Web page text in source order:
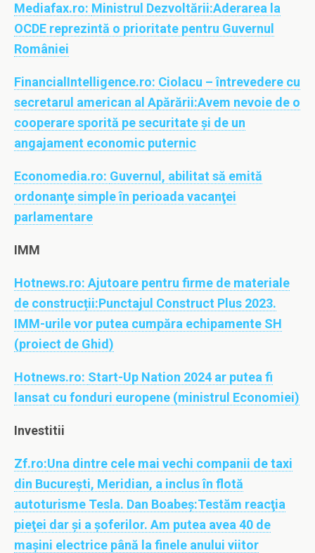
Mediafax.ro: Ministrul Dezvoltării:Aderarea la
OCDE reprezintă o prioritate pentru Guvernul
României
FinancialIntelligence.ro: Ciolacu – întrevedere cu
secretarul american al Apărării:Avem nevoie de o
cooperare sporită pe securitate şi de un
angajament economic puternic
Economedia.ro: Guvernul, abilitat să emită
ordonanţe simple în perioada vacanţei
parlamentare
IMM
Hotnews.ro: ​Ajutoare pentru firme de materiale
de construcții:Punctajul Construct Plus 2023.
IMM-urile vor putea cumpăra echipamente SH
(proiect de Ghid)
Hotnews.ro: ​Start-Up Nation 2024 ar putea fi
lansat cu fonduri europene (ministrul Economiei)
Investitii
Zf.ro:Una dintre cele mai vechi companii de taxi
din Bucureşti, Meridian, a inclus în flotă
autoturisme Tesla. Dan Boabeş:Testăm reacţia
pieţei dar şi a şoferilor. Am putea avea 40 de
maşini electrice până la finele anului viitor